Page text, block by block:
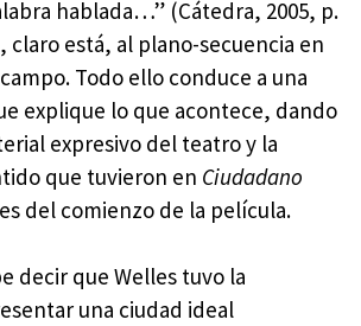
hablada…” (Cátedra, 2005, p.
claro está, al plano-secuencia en
Todo ello conduce a una
explique lo que acontece, dando
expresivo del teatro y la
que tuvieron en Ciudadano
del comienzo de la película.
decir que Welles tuvo la
una ciudad ideal